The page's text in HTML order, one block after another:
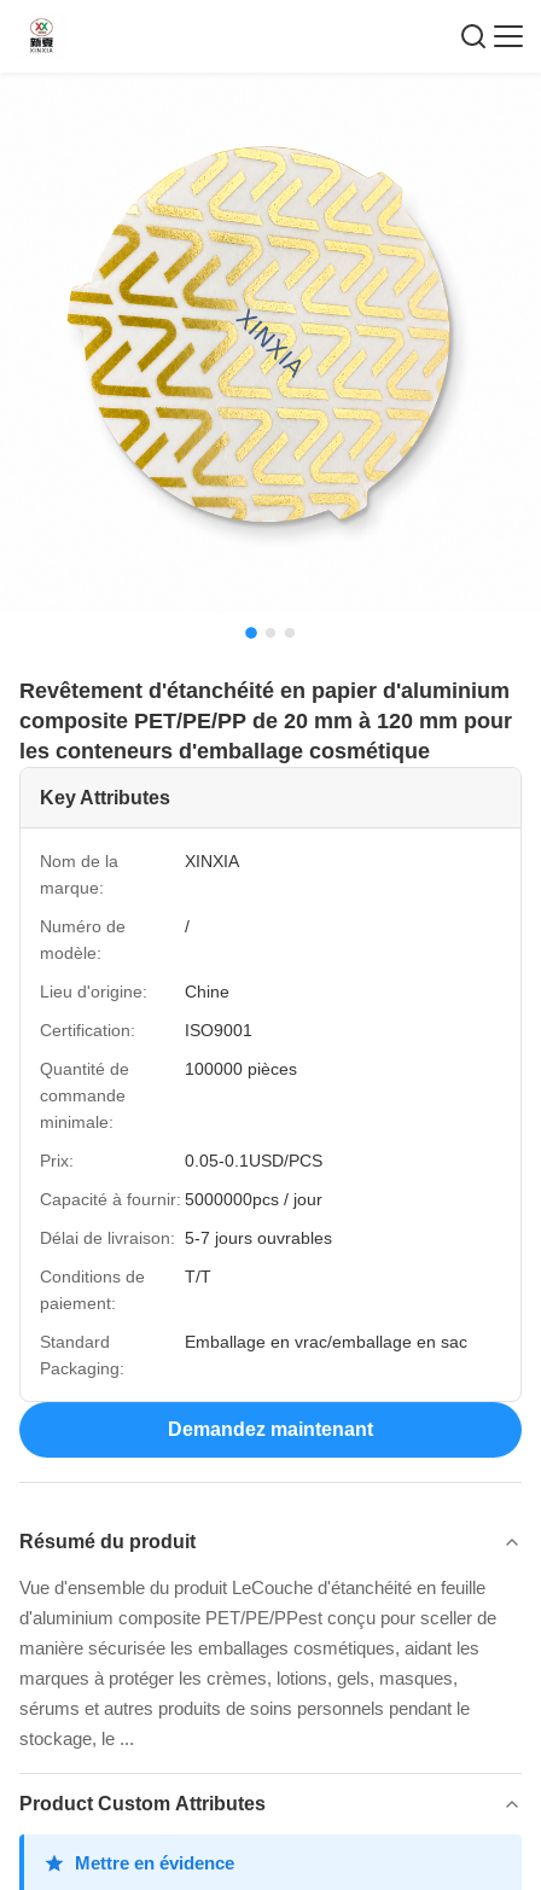
Revêtement d'étanchéité en papier d'aluminium
composite PET/PE/PP de 20 mm à 120 mm pour
les conteneurs d'emballage cosmétique
Key Attributes
Nom de la
marque:
XINXIA
Numéro de
modèle:
/
Lieu d'origine:
Chine
Certification:
ISO9001
Quantité de
commande
minimale:
100000 pièces
Prix:
0.05-0.1USD/PCS
Capacité à fournir: 5000000pcs / jour
Délai de livraison: 5-7 jours ouvrables
Conditions de
paiement:
T/T
Standard
Packaging:
Emballage en vrac/emballage en sac
Demandez maintenant
Résumé du produit
Vue d'ensemble du produit LeCouche d'étanchéité en feuille
d'aluminium composite PET/PE/PPest conçu pour sceller de
manière sécurisée les emballages cosmétiques, aidant les
marques à protéger les crèmes, lotions, gels, masques,
sérums et autres produits de soins personnels pendant le
stockage, le ...
Product Custom Attributes
Mettre en évidence